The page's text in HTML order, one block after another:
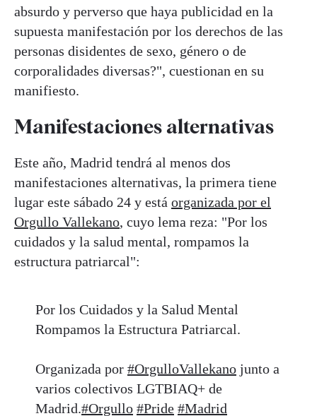
absurdo y perverso que haya publicidad en la
supuesta manifestación por los derechos de las
personas disidentes de sexo, género o de
corporalidades diversas?", cuestionan en su
manifiesto.
Manifestaciones alternativas
Este año, Madrid tendrá al menos dos
manifestaciones alternativas, la primera tiene
lugar este sábado 24 y está organizada por el
Orgullo Vallekano, cuyo lema reza: "Por los
cuidados y la salud mental, rompamos la
estructura patriarcal":
Por los Cuidados y la Salud Mental
Rompamos la Estructura Patriarcal.
Organizada por #OrgulloVallekano junto a
varios colectivos LGTBIAQ+ de
Madrid.#Orgullo #Pride #Madrid